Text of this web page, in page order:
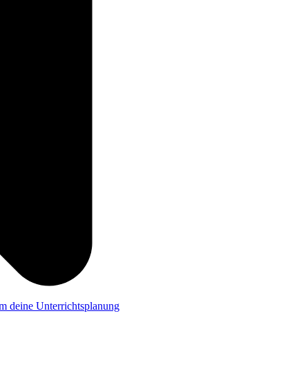
deine Unterrichtsplanung